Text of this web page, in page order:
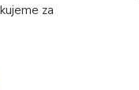
za